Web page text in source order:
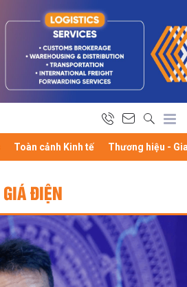
Toàn cảnh Kinh tế Thương hiệu -
GIÁ ĐIỆN